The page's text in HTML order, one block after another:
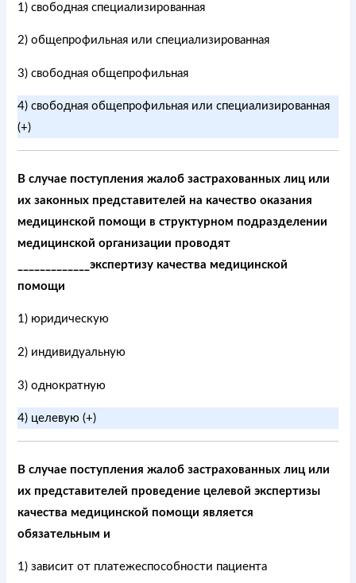
1) свободная специализированная
2) общепрофильная или специализированная
3) свободная общепрофильная
4) свободная общепрофильная или специализированная
(+)
В случае поступления жалоб застрахованных лиц или
их законных представителей на качество оказания
медицинской помощи в структурном подразделении
медицинской организации проводят
_____________экспертизу качества медицинской
помощи
1) юридическую
2) индивидуальную
3) однократную
4) целевую (+)
В случае поступления жалоб застрахованных лиц или
их представителей проведение целевой экспертизы
качества медицинской помощи является
обязательным и
1) зависит от платежеспособности пациента